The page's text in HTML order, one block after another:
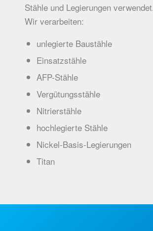
Stähle und Legierungen verwendet.
Wir verarbeiten:
unlegierte Baustähle
Einsatzstähle
AFP-Stähle
Vergütungsstähle
Nitrierstähle
hochlegierte Stähle
Nickel-Basis-Legierungen
Titan